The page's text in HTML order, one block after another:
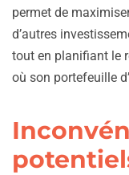
permet de
d’autres
tout en planifiant le
où son portefeuille